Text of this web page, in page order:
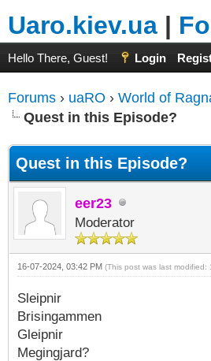
Uaro.kiev.ua |
Hello There, Guest! Login
Forums › uaRO › World of
Quest in this Episode?
Quest in this Episode?
eer23
Moderator
16-07-2024, 03:42 PM (This post was last
Sleipnir
Brisingammen
Gleipnir
Megingjard?